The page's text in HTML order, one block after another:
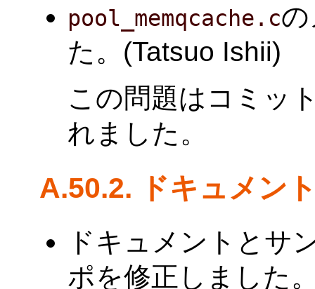
pool_memqcache.c
た。(Tatsuo Ishii)
この問題はコミッ
れました。
A.50.2. ドキュメン
ドキュメントとサ
ポを修正しました